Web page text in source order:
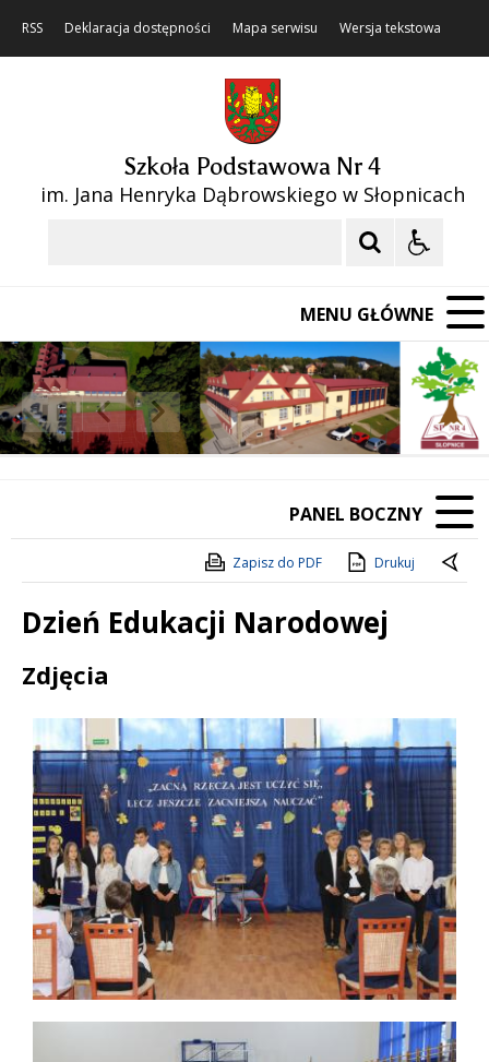
RSS Deklaracja dostępności Mapa serwisu Wersja tekstowa
Szkoła Podstawowa Nr 4
im. Jana Henryka Dąbrowskiego w Słopnicach
MENU GŁÓWNE
Poprzedni Element
Następny Element
❚❚
PANEL BOCZNY
Zapisz do PDF Drukuj
Dzień Edukacji Narodowej
Treść
Zdjęcia